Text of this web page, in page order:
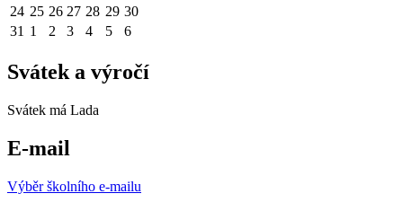
24 25 26 27 28 29 30
31 1 2 3 4 5 6
Svátek a výročí
Svátek má Lada
E-mail
Výběr školního e-mailu